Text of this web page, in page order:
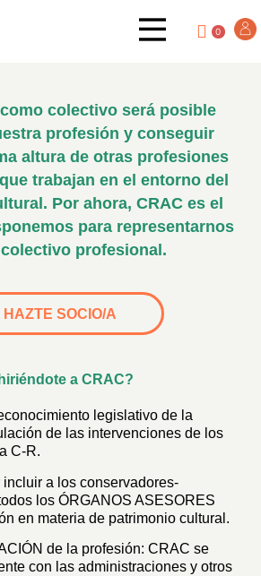
0
colectivo será posible
profesión y conseguir
altura de otras profesiones
trabajan en el entorno del
Por ahora, CRAC es el
para representarnos
profesional.
HAZTE SOCIO/A
a CRAC?
legislativo de la
de las intervenciones de los
C-R.
a los conservadores-
los ÓRGANOS ASESORES
en materia de patrimonio cultural.
de la profesión: CRAC se
con las administraciones y otros